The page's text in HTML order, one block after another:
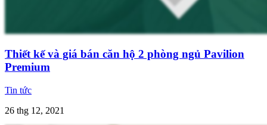
Thiết kế và giá bán căn hộ 2 phòng ngủ Pavilion
Premium
Tin tức
26 thg 12, 2021